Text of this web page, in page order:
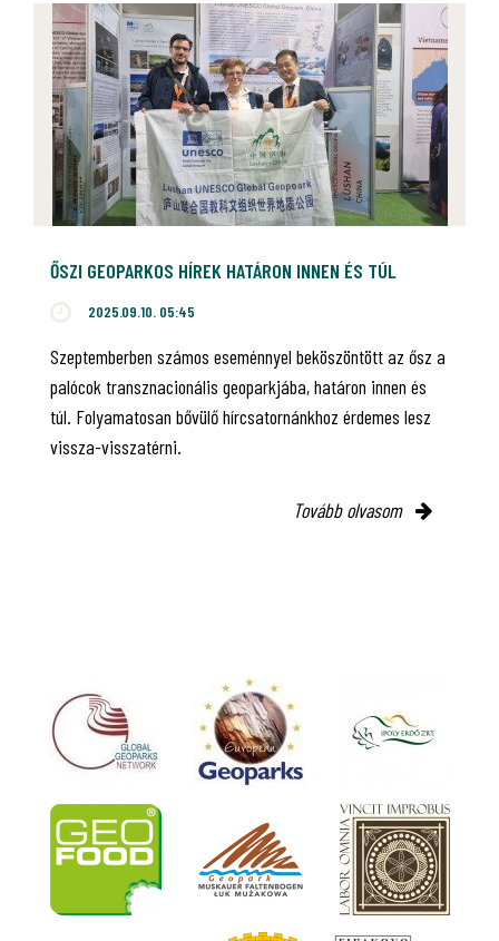
ŐSZI GEOPARKOS HÍREK HATÁRON INNEN ÉS TÚL
2025.09.10. 05:45
Szeptemberben számos eseménnyel beköszöntött az ősz a
palócok transznacionális geoparkjába, határon innen és
túl. Folyamatosan bővülő hírcsatornánkhoz érdemes lesz
vissza-visszatérni.
Tovább olvasom